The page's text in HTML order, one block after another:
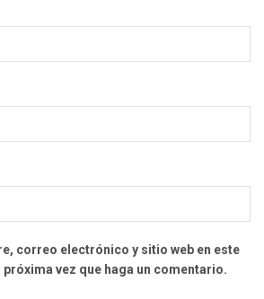
correo electrónico y sitio web en este
vez que haga un comentario.